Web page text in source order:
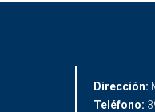
Dirección:
Teléfono: